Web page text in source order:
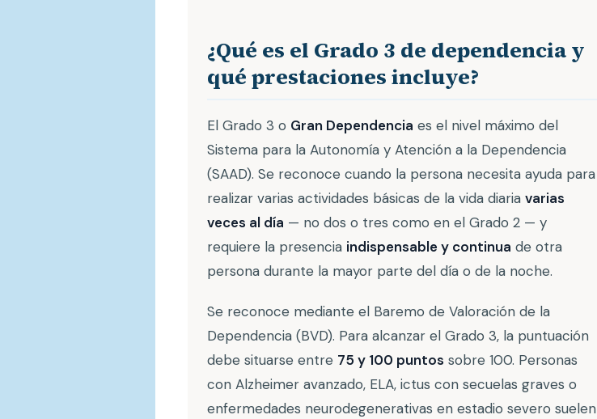
¿Qué es el Grado 3 de dependencia y
qué prestaciones incluye?
El Grado 3 o Gran Dependencia es el nivel máximo del
Sistema para la Autonomía y Atención a la Dependencia
(SAAD). Se reconoce cuando la persona necesita ayuda para
realizar varias actividades básicas de la vida diaria varias
veces al día — no dos o tres como en el Grado 2 — y
requiere la presencia indispensable y continua de otra
persona durante la mayor parte del día o de la noche.
Se reconoce mediante el Baremo de Valoración de la
Dependencia (BVD). Para alcanzar el Grado 3, la puntuación
debe situarse entre 75 y 100 puntos sobre 100. Personas
con Alzheimer avanzado, ELA, ictus con secuelas graves o
enfermedades neurodegenerativas en estadio severo suelen